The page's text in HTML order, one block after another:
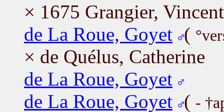
× 1675 Grangier, Vincent
de La Roue, Goyet (
× de Quélus, Catherine
de La Roue, Goyet
de La Roue, Goyet ( -